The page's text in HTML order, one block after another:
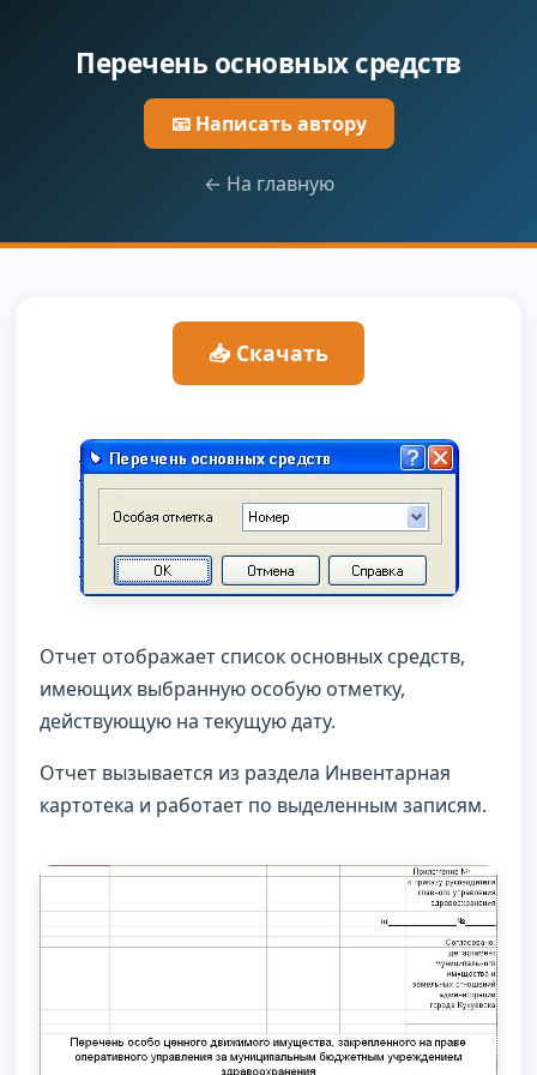
Перечень основных средств
📧 Написать автору
← На главную
📥 Скачать
Отчет отображает список основных средств,
имеющих выбранную особую отметку,
действующую на текущую дату.
Отчет вызывается из раздела Инвентарная
картотека и работает по выделенным записям.